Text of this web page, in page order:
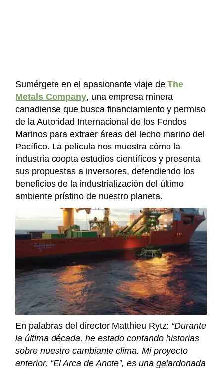
Sumérgete en el apasionante viaje deThe
Metals Company, una empresa minera
canadiense que busca financiamiento y permiso
de la Autoridad Internacional de los Fondos
Marinos para extraer áreas del lecho marino del
Pacífico. La película nos muestra cómo la
industria coopta estudios científicos y presenta
sus propuestas a inversores, defendiendo los
beneficios de la industrialización del último
ambiente prístino de nuestro planeta.
En palabras del director Matthieu Rytz: “Durante
la última década, he estado contando historias
sobre nuestro cambiante clima. Mi proyecto
anterior, “El Arca de Anote”, es una galardonada